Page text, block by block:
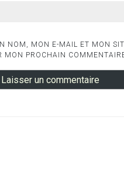
NOM, MON E-MAIL ET MON
MON PROCHAIN